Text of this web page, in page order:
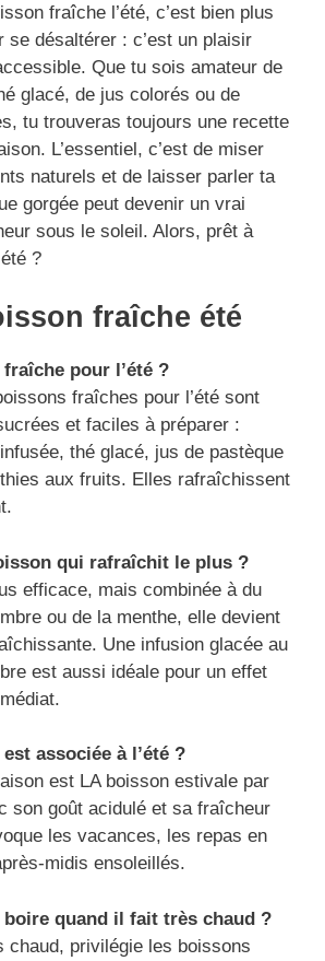
fraîche l’été, c’est bien plus
se désaltérer : c’est un plaisir
Que tu sois amateur de
glacé, de jus colorés ou de
tu trouveras toujours une recette
L’essentiel, c’est de miser
naturels et de laisser parler ta
gorgée peut devenir un vrai
sous le soleil. Alors, prêt à
?
fraîche été
pour l’été ?
fraîches pour l’été sont
et faciles à préparer :
thé glacé, jus de pastèque
aux fruits. Elles rafraîchissent
qui rafraîchit le plus ?
efficace, mais combinée à du
ou de la menthe, elle devient
Une infusion glacée au
est aussi idéale pour un effet
associée à l’été ?
est LA boisson estivale par
son goût acidulé et sa fraîcheur
les vacances, les repas en
midis ensoleillés.
quand il fait très chaud ?
chaud, privilégie les boissons